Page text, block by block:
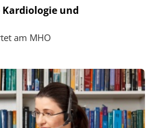
und
am MHO